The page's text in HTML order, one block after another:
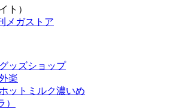
ト）
メガストア
ッズショップ
楽
ットミルク濃いめ
）